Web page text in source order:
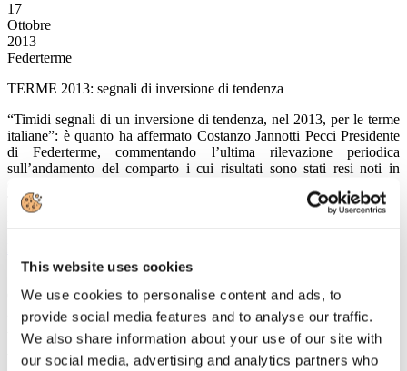
This website uses cookies
We use cookies to personalise content and ads, to
provide social media features and to analyse our traffic.
We also share information about your use of our site with
our social media, advertising and analytics partners who
17
Ottobre
2013
Federterme
TERME 2013: segnali di inversione di tendenza
“Timidi segnali di un inversione di tendenza, nel 2013, per le terme
italiane”: è quanto ha affermato Costanzo Jannotti Pecci Presidente
di Federterme, commentando l’ultima rilevazione periodica
sull’andamento del comparto i cui risultati sono stati resi noti in
Termale in corso oggi e domani a Rimini, organizzato da TTG Italia
in collaborazione con la stessa Federterme.
Ottobre
2013
Associazione Italiana Confindustria Alberghi
VALORE TURISMO, finalmente